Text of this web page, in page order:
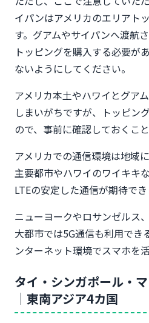
イパンはアメリカのエリアト
す。グアムやサイパンへ渡航
トッピングを購入する必要が
ないようにしてください。
アメリカ本土やハワイとグア
しまいがちですが、トッピン
ので、事前に確認しておくこと
アメリカでの通信環境は地域
主要都市やハワイのワイキキ
LTEの安定した通信が期待でき
ニューヨークやロサンゼルス
大都市では5G通信も利用でき
ンターネット環境でスマホを
タイ・シンガポール・
｜東南アジア4カ国